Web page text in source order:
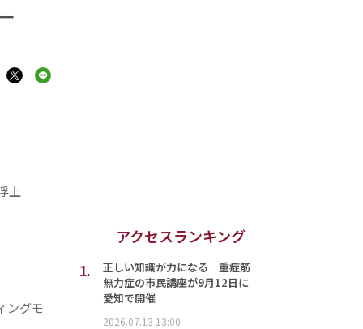
上
ングモ
アクセスランキング
1.
正しい知識が力になる 重症筋
無力症の市民講座が9月12日に
愛知で開催
2026.07.13 13:00